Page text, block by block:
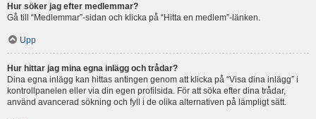
Hur söker jag efter medlemmar?
Gå till “Medlemmar”-sidan och klicka på “Hitta en medlem”-länken.
Upp
Hur hittar jag mina egna inlägg och trådar?
Dina egna inlägg kan hittas antingen genom att klicka på “Visa dina inlägg” i
kontrollpanelen eller via din egen profilsida. För att söka efter dina trådar,
använd avancerad sökning och fyll i de olika alternativen på lämpligt sätt.